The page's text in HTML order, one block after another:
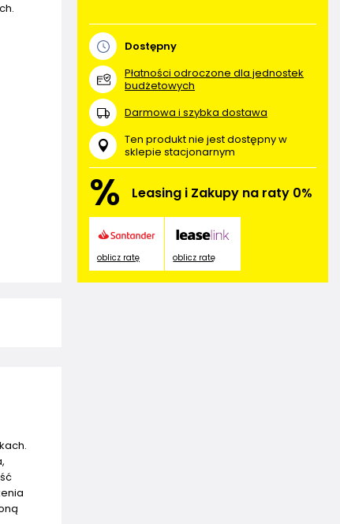
Dostępny
Płatności odroczone dla jednostek
budżetowych
Darmowa i szybka dostawa
Ten produkt nie jest dostępny w
sklepie stacjonarnym
% Leasing i Zakupy na raty 0%
oblicz ratę oblicz ratę